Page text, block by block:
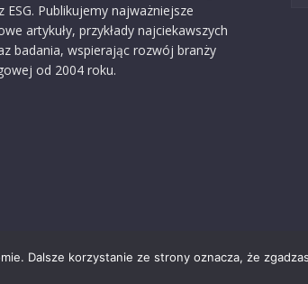
ESG. Publikujemy najważniejsze
artykuły, przykłady najciekawszych
badania, wspierając rozwój branży
od 2004 roku.
O nas Reklama
Dalsze korzystanie ze strony oznacza, że